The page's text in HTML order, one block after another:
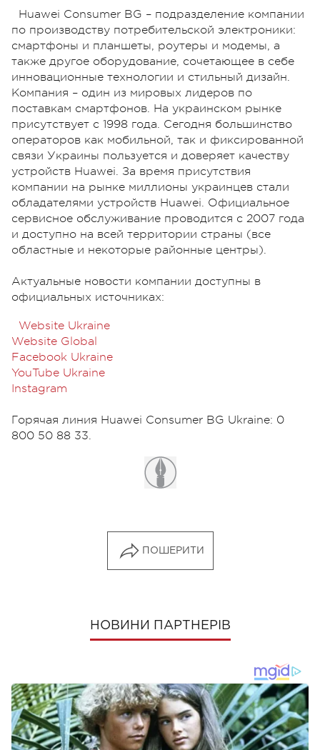
Huawei Consumer BG – подразделение компании
по производству потребительской электроники:
смартфоны и планшеты, роутеры и модемы, а
также другое оборудование, сочетающее в себе
инновационные технологии и стильный дизайн.
Компания – один из мировых лидеров по
поставкам смартфонов. На украинском рынке
присутствует с 1998 года. Сегодня большинство
операторов как мобильной, так и фиксированной
связи Украины пользуется и доверяет качеству
устройств Huawei. За время присутствия
компании на рынке миллионы украинцев стали
обладателями устройств Huawei. Официальное
сервисное обслуживание проводится с 2007 года
и доступно на всей территории страны (все
областные и некоторые районные центры).
Актуальные новости компании доступны в
официальных источниках:
Website Ukraine
Website Global
Facebook Ukraine
YouTube Ukraine
Instagram
Горячая линия Huawei Consumer BG Ukraine: 0
800 50 88 33.
ПОШЕРИТИ
НОВИНИ ПАРТНЕРІВ